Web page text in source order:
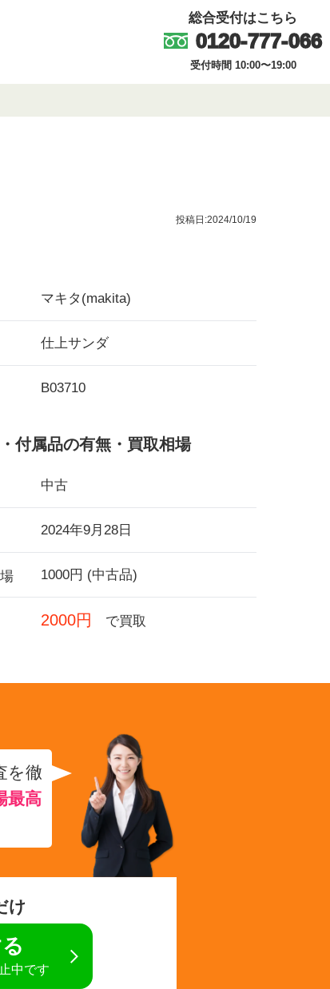
総合受付はこちら
0120-777-066
受付時間 10:00〜19:00
投稿日:2024/10/19
マキタ(makita)
仕上サンダ
B03710
付属品の有無・買取相場
中古
2024年9月28日
1000円 (中古品)
2000円 で買取
を徹
最高
け
中です